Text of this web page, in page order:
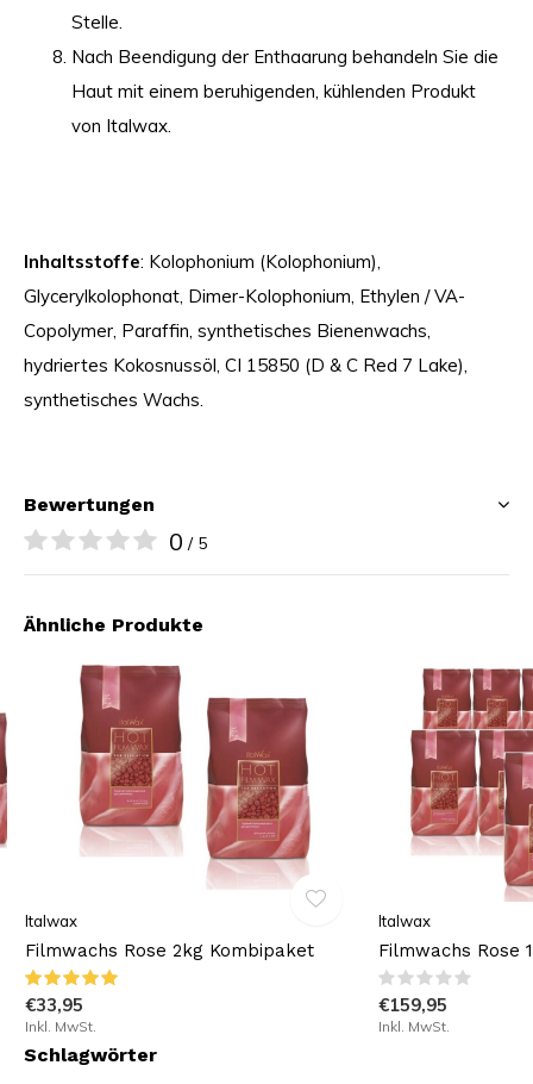
Stelle.
Nach Beendigung der Enthaarung behandeln Sie die
Haut mit einem beruhigenden, kühlenden Produkt
von Italwax.
Inhaltsstoffe: Kolophonium (Kolophonium),
Glycerylkolophonat, Dimer-Kolophonium, Ethylen / VA-
Copolymer, Paraffin, synthetisches Bienenwachs,
hydriertes Kokosnussöl, CI 15850 (D & C Red 7 Lake),
synthetisches Wachs.
Bewertungen
0 / 5
Ähnliche Produkte
Italwax
Filmwachs Rose 2kg Kombipaket
€33,95
Inkl. MwSt.
Italwax
Filmwachs Rose
€159,95
Inkl. MwSt.
Schlagwörter